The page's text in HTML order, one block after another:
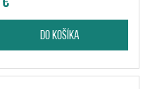
do košíka